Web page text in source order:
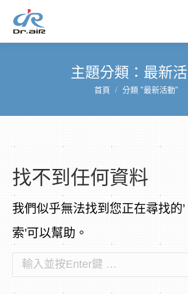
主題分類： 最新
您在這裡：
首頁 分類 "最新活動"
找不到任何資料
我們似乎無法找到您正在尋找的
索’可以幫助。
搜